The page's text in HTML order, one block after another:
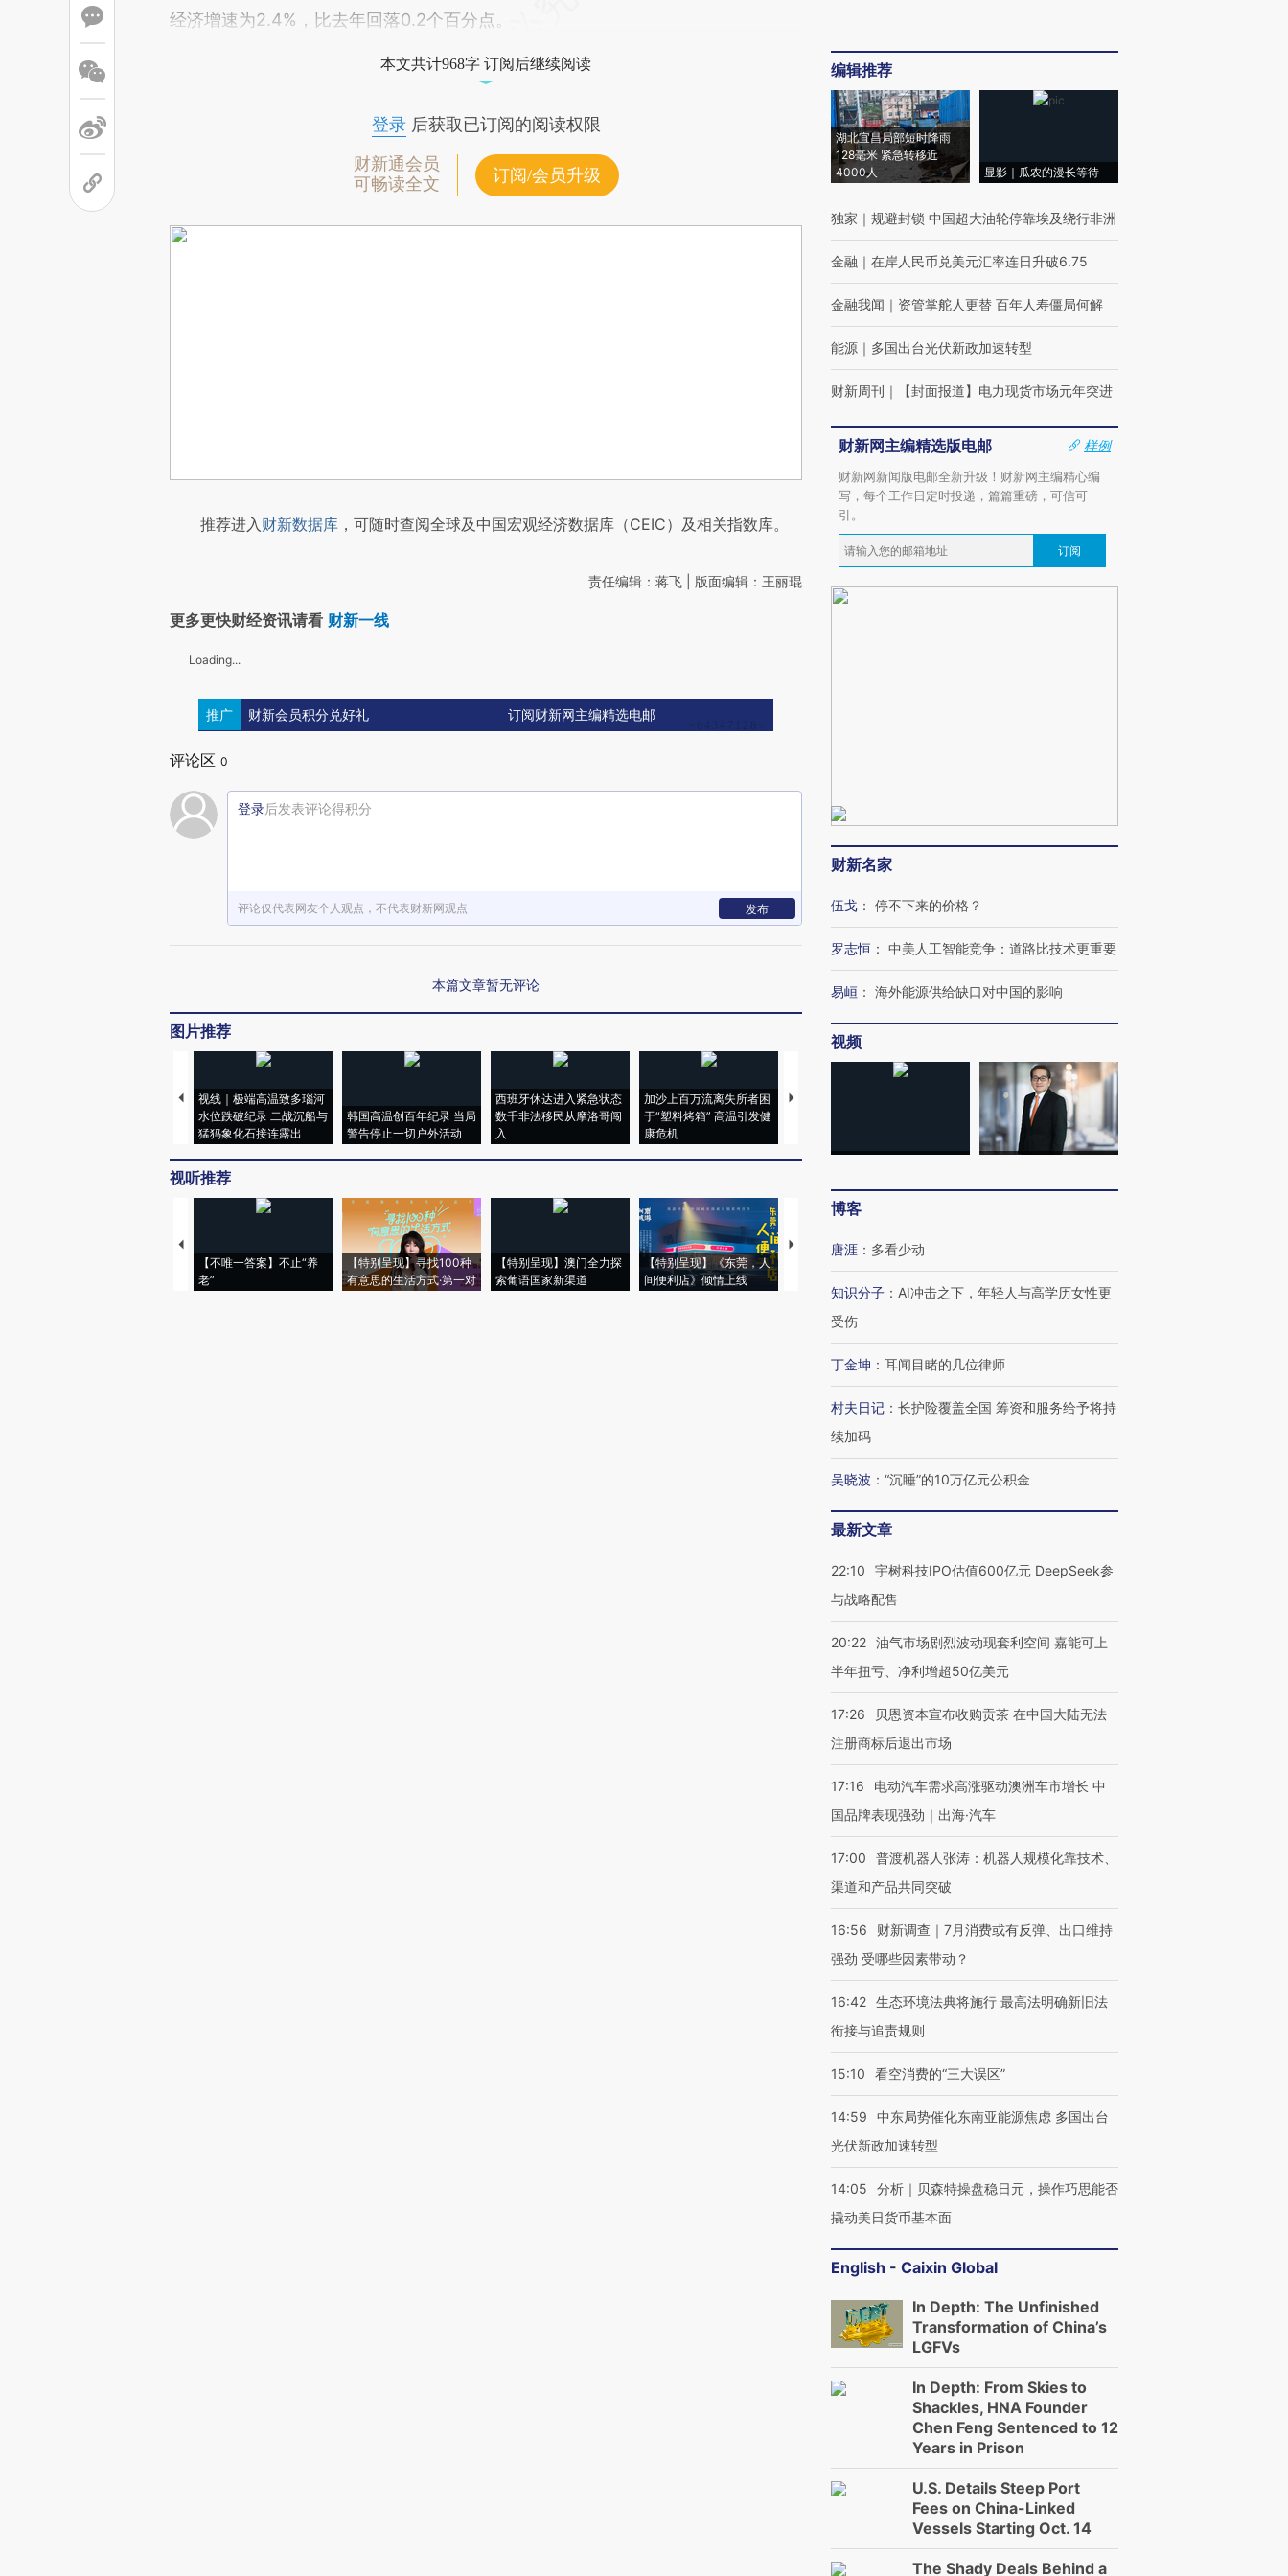
经济增速为2.4%，比去年回落0.2个百分点。
本文共计968字 订阅后继续阅读
登录后获取已订阅的阅读权限
财新通会员
可畅读全文
订阅/会员升级
推荐进入财新数据库 ，可随时查阅全球及中国宏观经济数据库（CEIC）及相关指数库。
责任编辑：蒋飞 | 版面编辑：王丽琨
更多更快财经资讯请看 财新一线
Loading...
推广 财新会员积分兑好礼 订阅财新网主编精选电邮
评论区 0
登录后发表评论得积分
评论仅代表网友个人观点，不代表财新网观点 发布
本篇文章暂无评论
图片推荐
视线｜极端高温致多瑙河
水位跌破纪录 二战沉船与
猛犸象化石接连露出
韩国高温创百年纪录 当局
警告停止一切户外活动
西班牙休达进入紧急状态
数千非法移民从摩洛哥闯
入
加沙上百万流离失所者困
于“塑料烤箱” 高温引发健
康危机
视线｜HYROX的吸金
马航飞行员跨国走私7万
粒摇头丸 尿检体内含3种
视线｜被称为“蟑螂”的印
度Z世代 用街头抗争将教
育部长拱下台
视听推荐
【不唯一答案】不止“养
老”
【特别呈现】寻找100种
有意思的生活方式·第一对
【特别呈现】澳门全力探
索葡语国家新渠道
【特别呈现】《东莞，人
间便利店》倾情上线
【推广】走进第四届链博
编辑推荐
湖北宜昌局部短时降雨
128毫米 紧急转移近
4000人
显影｜瓜农的漫长等待
独家 ｜ 规避封锁 中国超大油轮停靠埃及绕行非洲
金融 ｜ 在岸人民币兑美元汇率连日升破6.75
金融我闻 ｜ 资管掌舵人更替 百年人寿僵局何解
能源 ｜ 多国出台光伏新政加速转型
财新周刊 ｜ 【封面报道】电力现货市场元年突进
财新网主编精选版电邮
样例
财新网新闻版电邮全新升级！财新网主编精心编
写，每个工作日定时投递，篇篇重磅，可信可
引。
订阅
财新名家
伍戈 ： 停不下来的价格？
罗志恒 ： 中美人工智能竞争：道路比技术更重要
易峘 ： 海外能源供给缺口对中国的影响
视频
博客
唐涯 ： 多看少动
知识分子 ： AI冲击之下，年轻人与高学历女性更
受伤
丁金坤 ： 耳闻目睹的几位律师
村夫日记 ： 长护险覆盖全国 筹资和服务给予将持
续加码
吴晓波 ： “沉睡”的10万亿元公积金
最新文章
22:10
宇树科技IPO估值600亿元 DeepSeek参
与战略配售
20:22 油气市场剧烈波动现套利空间 嘉能可上
半年扭亏、净利增超50亿美元
17:26
贝恩资本宣布收购贡茶 在中国大陆无法
注册商标后退出市场
17:16
电动汽车需求高涨驱动澳洲车市增长 中
国品牌表现强劲｜出海·汽车
17:00
普渡机器人张涛：机器人规模化靠技术、
渠道和产品共同突破
16:56
财新调查｜7月消费或有反弹、出口维持
强劲 受哪些因素带动？
16:42 生态环境法典将施行 最高法明确新旧法
衔接与追责规则
15:10 看空消费的“三大误区”
14:59
中东局势催化东南亚能源焦虑 多国出台
光伏新政加速转型
14:05
分析｜贝森特操盘稳日元，操作巧思能否
撬动美日货币基本面
English - Caixin Global
In Depth: The Unfinished
Transformation of China’s
LGFVs
In Depth: From Skies to
Shackles, HNA Founder
Chen Feng Sentenced to 12
Years in Prison
U.S. Details Steep Port
Fees on China-Linked
Vessels Starting Oct. 14
The Shady Deals Behind a